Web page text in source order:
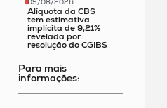
Alíquota da CBS
tem estimativa
implícita de 9,21%
revelada por
resolução do CGIBS
Para mais
informações: